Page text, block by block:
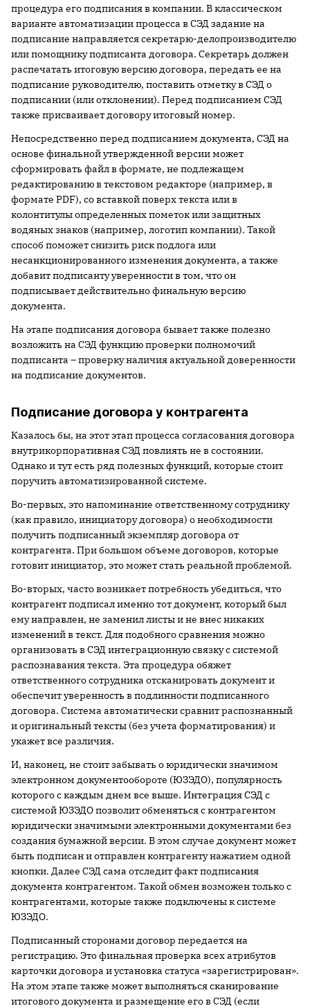
процедура его подписания в компании. В классическом
варианте автоматизации процесса в СЭД задание на
подписание направляется секретарю-делопроизводителю
или помощнику подписанта договора. Секретарь должен
распечатать итоговую версию договора, передать ее на
подписание руководителю, поставить отметку в СЭД о
подписании (или отклонении). Перед подписанием СЭД
также присваивает договору итоговый номер.
Непосредственно перед подписанием документа, СЭД на
основе финальной утвержденной версии может
сформировать файл в формате, не подлежащем
редактированию в текстовом редакторе (например, в
формате PDF), со вставкой поверх текста или в
колонтитулы определенных пометок или защитных
водяных знаков (например, логотип компании). Такой
способ поможет снизить риск подлога или
несанкционированного изменения документа, а также
добавит подписанту уверенности в том, что он
подписывает действительно финальную версию
документа.
На этапе подписания договора бывает также полезно
возложить на СЭД функцию проверки полномочий
подписанта – проверку наличия актуальной доверенности
на подписание документов.
Подписание договора у контрагента
Казалось бы, на этот этап процесса согласования договора
внутрикорпоративная СЭД повлиять не в состоянии.
Однако и тут есть ряд полезных функций, которые стоит
поручить автоматизированной системе.
Во-первых, это напоминание ответственному сотруднику
(как правило, инициатору договора) о необходимости
получить подписанный экземпляр договора от
контрагента. При большом объеме договоров, которые
готовит инициатор, это может стать реальной проблемой.
Во-вторых, часто возникает потребность убедиться, что
контрагент подписал именно тот документ, который был
ему направлен, не заменил листы и не внес никаких
изменений в текст. Для подобного сравнения можно
организовать в СЭД интеграционную связку с системой
распознавания текста. Эта процедура обяжет
ответственного сотрудника отсканировать документ и
обеспечит уверенность в подлинности подписанного
договора. Система автоматически сравнит распознанный
и оригинальный тексты (без учета форматирования) и
укажет все различия.
И, наконец, не стоит забывать о юридически значимом
электронном документообороте (ЮЗЭДО), популярность
которого с каждым днем все выше. Интеграция СЭД с
системой ЮЗЭДО позволит обменяться с контрагентом
юридически значимыми электронными документами без
создания бумажной версии. В этом случае документ может
быть подписан и отправлен контрагенту нажатием одной
кнопки. Далее СЭД сама отследит факт подписания
документа контрагентом. Такой обмен возможен только с
контрагентами, которые также подключены к системе
ЮЗЭДО.
Подписанный сторонами договор передается на
регистрацию. Это финальная проверка всех атрибутов
карточки договора и установка статуса «зарегистрирован».
На этом этапе также может выполняться сканирование
итогового документа и размещение его в СЭД (если